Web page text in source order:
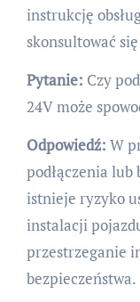
instrukcję
skonsultować
Pytanie: Czy
24V może
Odpowiedź: W
podłączenia
istnieje ryzyko
instalacji
przestrzeganie
bezpieczeństwa.